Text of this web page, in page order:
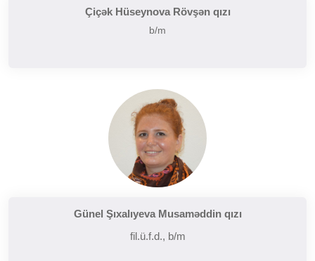
Çiçək Hüseynova Rövşən qızı
b/m
Günel Şıxalıyeva Musaməddin qızı
fil.ü.f.d., b/m